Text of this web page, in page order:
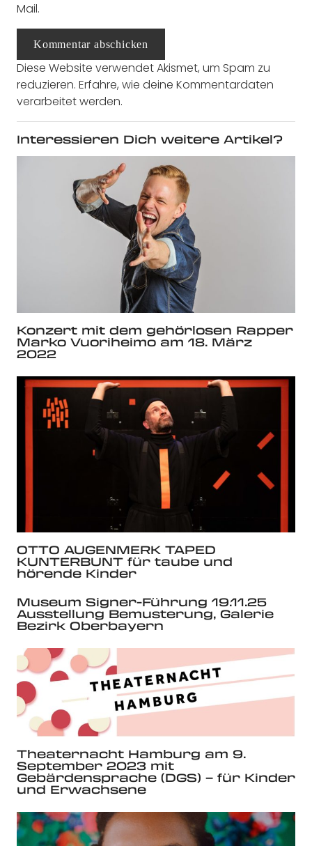
Mail.
Kommentar abschicken
Diese Website verwendet Akismet, um Spam zu
reduzieren. Erfahre, wie deine Kommentardaten
verarbeitet werden.
Interessieren Dich weitere Artikel?
Konzert mit dem gehörlosen Rapper
Marko Vuoriheimo am 18. März
2022
OTTO AUGENMERK TAPED
KUNTERBUNT für taube und
hörende Kinder
Museum Signer-Führung 19.11.25
Ausstellung Bemusterung, Galerie
Bezirk Oberbayern
Theaternacht Hamburg am 9.
September 2023 mit
Gebärdensprache (DGS) – für Kinder
und Erwachsene